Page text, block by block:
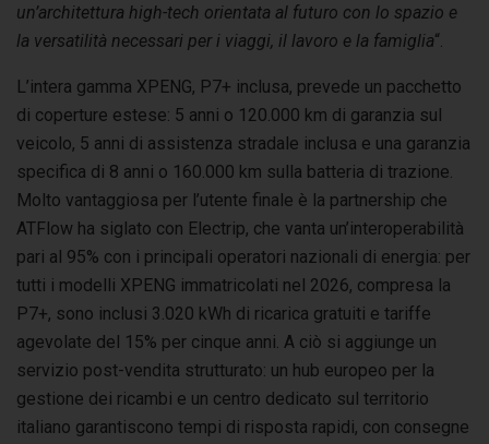
un’architettura high-tech orientata al futuro con lo spazio e
la versatilità necessari per i viaggi, il lavoro e la famiglia“.
L’intera gamma XPENG, P7+ inclusa, prevede un pacchetto
di coperture estese: 5 anni o 120.000 km di garanzia sul
veicolo, 5 anni di assistenza stradale inclusa e una garanzia
specifica di 8 anni o 160.000 km sulla batteria di trazione.
Molto vantaggiosa per l’utente finale è la partnership che
ATFlow ha siglato con Electrip, che vanta un’interoperabilità
pari al 95% con i principali operatori nazionali di energia: per
tutti i modelli XPENG immatricolati nel 2026, compresa la
P7+, sono inclusi 3.020 kWh di ricarica gratuiti e tariffe
agevolate del 15% per cinque anni. A ciò si aggiunge un
servizio post-vendita strutturato: un hub europeo per la
gestione dei ricambi e un centro dedicato sul territorio
italiano garantiscono tempi di risposta rapidi, con consegne